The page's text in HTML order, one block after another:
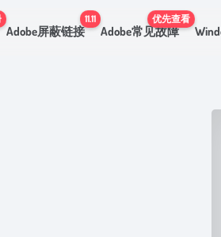
Adobe屏蔽链接
11.11
Adobe常见故障
优先查看